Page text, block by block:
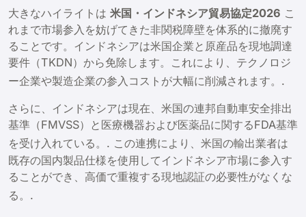
大きなハイライトは 米国・インドネシア貿易協定2026 こ
れまで市場参入を妨げてきた非関税障壁を体系的に撤廃す
ることです。インドネシアは米国企業と原産品を現地調達
要件（TKDN）から免除します。これにより、テクノロジ
ー企業や製造企業の参入コストが大幅に削減されます。 .
さらに、インドネシアは現在、米国の連邦自動車安全排出
基準（FMVSS）と医療機器および医薬品に関するFDA基準
を受け入れている。 . この連携により、米国の輸出業者は
既存の国内製品仕様を使用してインドネシア市場に参入す
ることができ、高価で重複する現地認証の必要性がなくな
る。 .